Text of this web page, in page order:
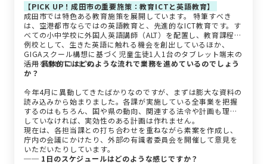
【PICK UP！成田市の重要施策：教育ICTと英語教育】
成田市では特色ある教育施策を展開しています。 特筆すべき
は、空港都市ならではの英語教育と、先進的なICT教育です。す
べての小中学校に外国人英語講師（ALT）を配置し、教育課程特
例校として、生きた英語に触れる機会を創出しているほか、
GIGAスクール構想に基づく児童生徒1人1台のタブレット端末の
活用を進めています。
── 具体的にはどのような流れで業務を進めているのでしょう
か？
今年4月に異動してきたばかりなのですが、まずは膨大な資料の
読み込みから始まりました。各課が実施している全事業を把握
するのはもちろん、国や県の動向、関連する法令や計画も理解
していなければ、実効性のある計画は作れません。
現在は、各担当課との打ち合わせを重ねながら素案を作成し、
庁内の会議にかけたり、外部の有識者委員会を開催して意見を
いただいたりしています。
── 1日のスケジュールはどのような感じですか？